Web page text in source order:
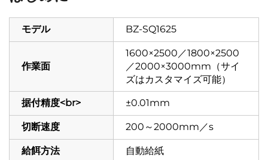
モデル BZ-SQ1625
作業面
1600×2500／1800×2500
／2000×3000mm（サイ
ズはカスタマイズ可能）
据付精度<br> ±0.01mm
切断速度 200～2000mm／s
給餌方法 自動給紙